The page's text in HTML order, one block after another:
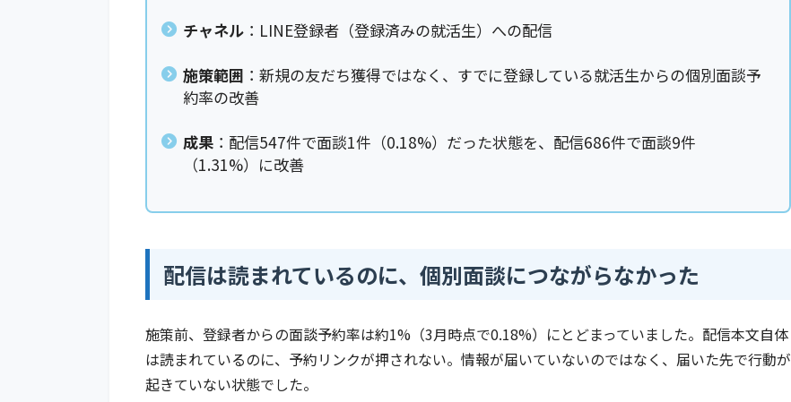
チャネル ：LINE登録者（登録済みの就活生）への配信
施策範囲 ：新規の友だち獲得ではなく、すでに登録している就活生からの個別面談予
約率の改善
成果 ：配信547件で面談1件（0.18%）だった状態を、配信686件で面談9件
（1.31%）に改善
配信は読まれているのに、個別面談につながらなかった
施策前、登録者からの面談予約率は約1%（3月時点で0.18%）にとどまっていました。配信本文自体
は読まれているのに、予約リンクが押されない。情報が届いていないのではなく、届いた先で行動が
起きていない状態でした。